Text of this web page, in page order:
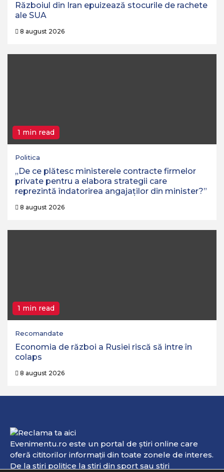
Războiul din Iran epuizează stocurile de rachete
ale SUA
8 august 2026
1 min read
Politica
„De ce plătesc ministerele contracte firmelor
private pentru a elabora strategii care
reprezintă îndatorirea angajaților din minister?”
8 august 2026
1 min read
Recomandate
Economia de război a Rusiei riscă să intre în
colaps
8 august 2026
Evenimentu.ro este un portal de ştiri online care
oferă cititorilor informaţii din toate zonele de interes.
De la ştiri politice la ştiri din sport sau ştiri